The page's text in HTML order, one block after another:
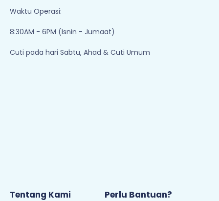
Waktu Operasi:
8:30AM - 6PM (Isnin - Jumaat)
Cuti pada hari Sabtu, Ahad & Cuti Umum
Tentang Kami Perlu Bantuan?